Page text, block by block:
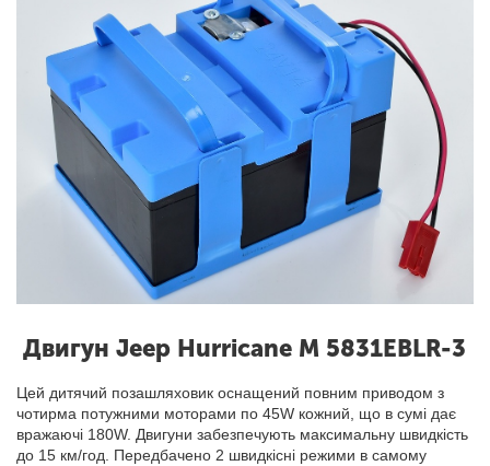
Двигун Jeep Hurricane M 5831EBLR-3
Цей дитячий позашляховик оснащений повним приводом з
чотирма потужними моторами по 45W кожний, що в сумі дає
вражаючі 180W. Двигуни забезпечують максимальну швидкість
до 15 км/год. Передбачено 2 швидкісні режими в самому